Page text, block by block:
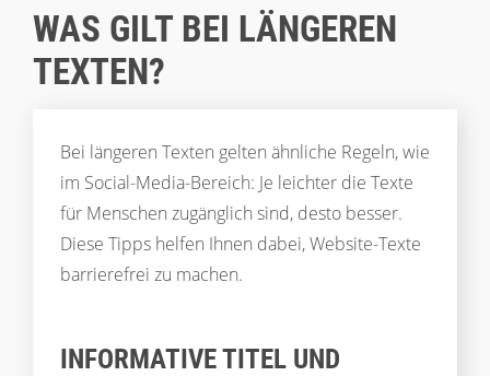
WAS GILT BEI LÄNGEREN
TEXTEN?
Bei längeren Texten gelten ähnliche Regeln, wie
im Social-Media-Bereich: Je leichter die Texte
für Menschen zugänglich sind, desto besser.
Diese Tipps helfen Ihnen dabei, Website-Texte
barrierefrei zu machen.
INFORMATIVE TITEL UND